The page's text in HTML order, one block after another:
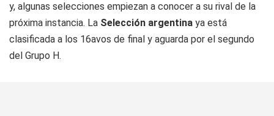
y, algunas selecciones empiezan a conocer a su rival de la
próxima instancia. La Selección argentina ya está
clasificada a los 16avos de final y aguarda por el segundo
del Grupo H.